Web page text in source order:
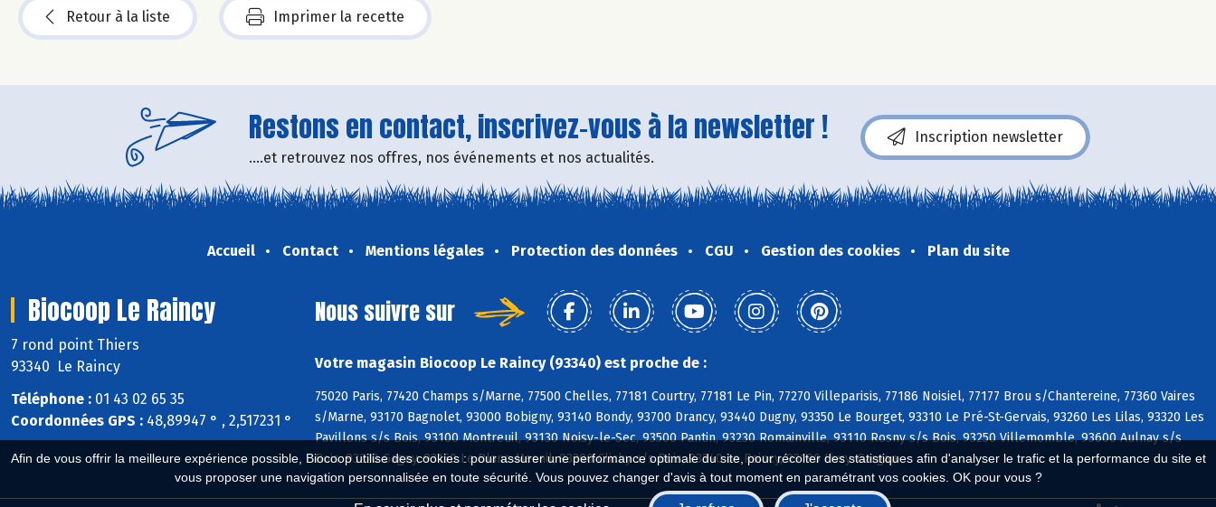
Afin de vous offrir la meilleure expérience possible, Biocoop utilise des cookies : pour assurer une performance optimale du site, pour récolter des statistiques afin d'analyser le trafic et la performance du site et
vous proposer une navigation personnalisée en toute sécurité. Vous pouvez changer d'avis à tout moment en paramétrant vos cookies. OK pour vous ?
Retour à la liste Imprimer la recette
Restons en contact, inscrivez-vous à la newsletter !
....et retrouvez nos offres, nos événements et nos actualités.
Inscription newsletter
Accueil Contact Mentions légales Protection des données CGU Gestion des cookies Plan du site
Biocoop Le Raincy
7 rond point Thiers
93340 Le Raincy
Téléphone : 01 43 02 65 35
Coordonnées GPS : 48,89947 ° , 2,517231 °
Nous suivre sur
Votre magasin Biocoop Le Raincy (93340) est proche de :
75020 Paris, 77420 Champs s/Marne, 77500 Chelles, 77181 Courtry, 77181 Le Pin, 77270 Villeparisis, 77186 Noisiel, 77177 Brou s/Chantereine, 77360 Vaires
s/Marne, 93170 Bagnolet, 93000 Bobigny, 93140 Bondy, 93700 Drancy, 93440 Dugny, 93350 Le Bourget, 93310 Le Pré-St-Gervais, 93260 Les Lilas, 93320 Les
Pavillons s/s Bois, 93100 Montreuil, 93130 Noisy-le-Sec, 93500 Pantin, 93230 Romainville, 93110 Rosny s/s Bois, 93250 Villemomble, 93600 Aulnay s/s
Bois, 93220 Gagny, 93150 Le Blanc-Mesnil, 93390 Clichy s/s Bois, 93340 Le Raincy, 93190 Livry-Gargan